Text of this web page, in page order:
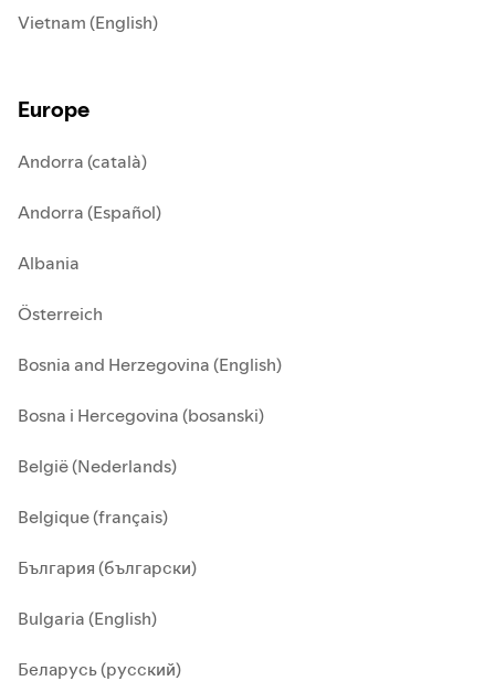
Vietnam (English)
Europe
Andorra (català)
Andorra (Español)
Albania
Österreich
Bosnia and Herzegovina (English)
Bosna i Hercegovina (bosanski)
België (Nederlands)
Belgique (français)
България (български)
Bulgaria (English)
Беларусь (русский)